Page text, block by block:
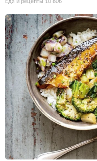
Еда и рецепты 10 806